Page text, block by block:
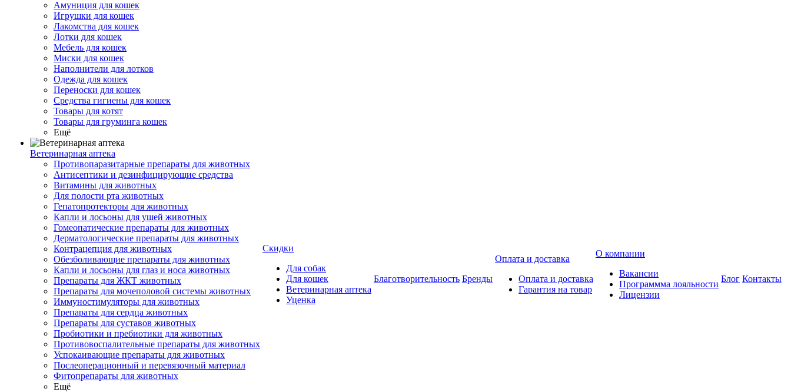
Амуниция для кошек
Игрушки для кошек
Лакомства для кошек
Лотки для кошек
Мебель для кошек
Миски для кошек
Наполнители для лотков
Одежда для кошек
Переноски для кошек
Средства гигиены для кошек
Товары для котят
Товары для груминга кошек
Ещё
Ветеринарная аптека
Противопаразитарные препараты для животных
Антисептики и дезинфицирующие средства
Витамины для животных
Для полости рта животных
Гепатопротекторы для животных
Капли и лосьоны для ушей животных
Гомеопатические препараты для животных
Дерматологические препараты для животных
Контрацепция для животных
Обезболивающие препараты для животных
Капли и лосьоны для глаз и носа животных
Препараты для ЖКТ животных
Препараты для мочеполовой системы животных
Иммуностимуляторы для животных
Препараты для сердца животных
Препараты для суставов животных
Пробиотики и пребиотики для животных
Противовоспалительные препараты для животных
Успокаивающие препараты для животных
Послеоперационный и перевязочный материал
Фитопрепараты для животных
Ещё
Скидки
Для собак
Для кошек
Ветеринарная аптека
Уценка
Благотворительность Бренды
Оплата и доставка
Оплата и доставка
Гарантия на товар
О компании
Вакансии
Программма лояльности
Лицензии
Блог Контакты